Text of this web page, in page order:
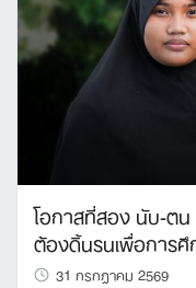
โอกาสที่สอง นับ-ต
ต้องดิ้นรนเพื่อการ
31 กรกฎาคม 2569